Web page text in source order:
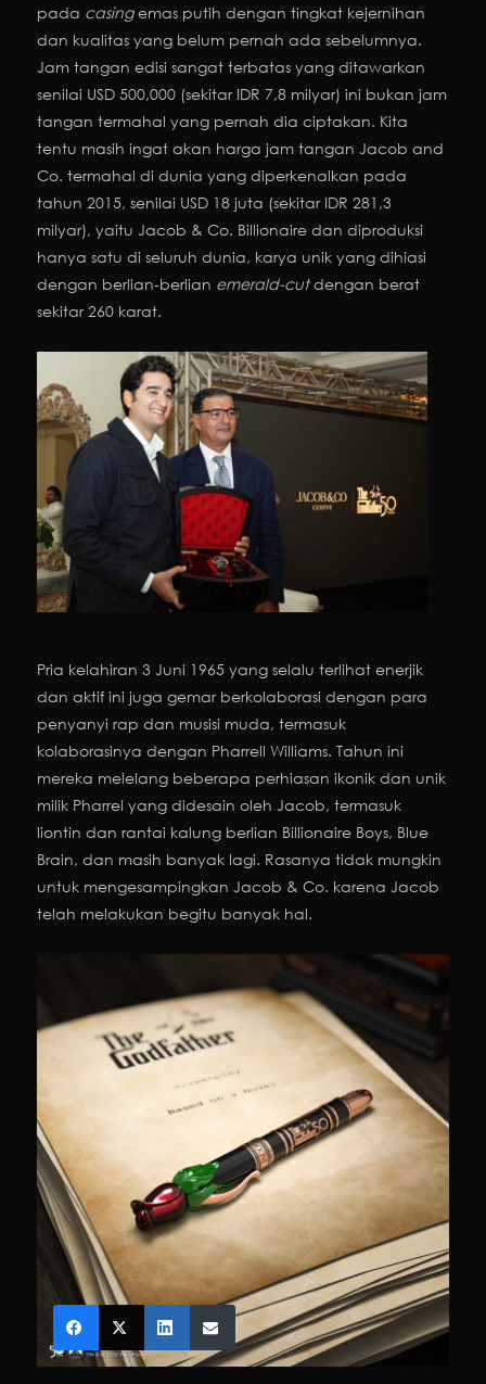
pada casingemas putih dengan tingkat kejernihan
dan kualitas yang belum pernah ada sebelumnya.
Jam tangan edisi sangat terbatas yang ditawarkan
senilai USD 500,000 (sekitar IDR 7,8 milyar) ini bukan jam
tangan termahal yang pernah dia ciptakan. Kita
tentu masih ingat akan harga jam tangan Jacob and
Co. termahal di dunia yang diperkenalkan pada
tahun 2015, senilai USD 18 juta (sekitar IDR 281,3
milyar), yaitu Jacob & Co. Billionaire dan diproduksi
hanya satu di seluruh dunia, karya unik yang dihiasi
dengan berlian-berlian emerald-cutdengan berat
sekitar 260 karat.
Pria kelahiran 3 Juni 1965 yang selalu terlihat enerjik
dan aktif ini juga gemar berkolaborasi dengan para
penyanyi rap dan musisi muda, termasuk
kolaborasinya dengan Pharrell Williams. Tahun ini
mereka melelang beberapa perhiasan ikonik dan unik
milik Pharrel yang didesain oleh Jacob, termasuk
liontin dan rantai kalung berlian Billionaire Boys, Blue
Brain, dan masih banyak lagi. Rasanya tidak mungkin
untuk mengesampingkan Jacob & Co. karena Jacob
telah melakukan begitu banyak hal.